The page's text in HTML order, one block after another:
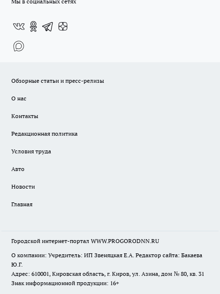
Обзорные статьи и пресс-релизы
О нас
Контакты
Редакционная политика
Условия труда
Авто
Новости
Главная
Городской интернет-портал WWW.PROGORODNN.RU
О компании: Учредитель: ИП Звеняцкая Е.А. Редактор сайта: Бакаева
Ю.Г.
Адрес: 610001, Кировская область, г. Киров, ул. Азина, дом № 80, кв. 31
Знак информационной продукции: 16+